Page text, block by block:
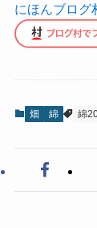
にほんブログ
畑 綿 綿